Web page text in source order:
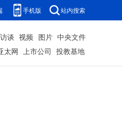
手机版 站内搜索
访谈 视频 图片 中央文件
太网 上市公司 投教基地